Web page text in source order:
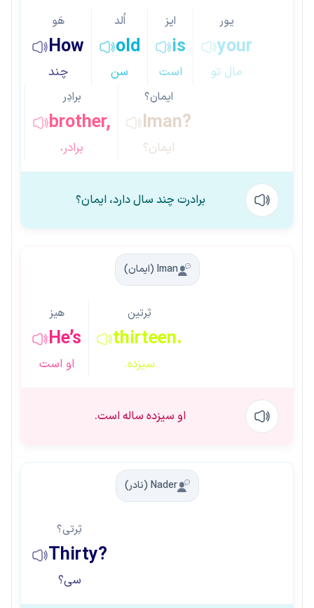
هَو
How
چند
اُلد
old
سن
ایز
is
است
یور
your
مال تو
برادِر
brother,
برادر،
ایمان؟
Iman?
ایمان؟
برادرت چند سال دارد، ایمان؟
Iman (ایمان)
هیز
He’s
او است
ثِرتین
thirteen.
سیزده.
او سیزده ساله است.
Nader (نادر)
ثِرتی؟
Thirty?
سی؟